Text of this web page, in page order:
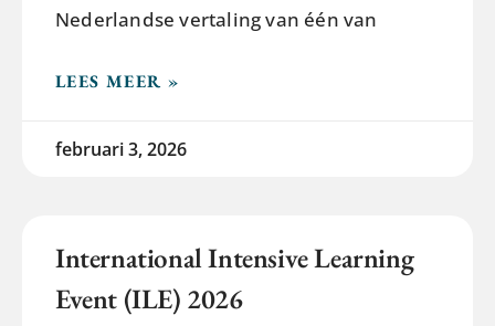
Nederlandse vertaling van één van
LEES MEER »
februari 3, 2026
International Intensive Learning
Event (ILE) 2026